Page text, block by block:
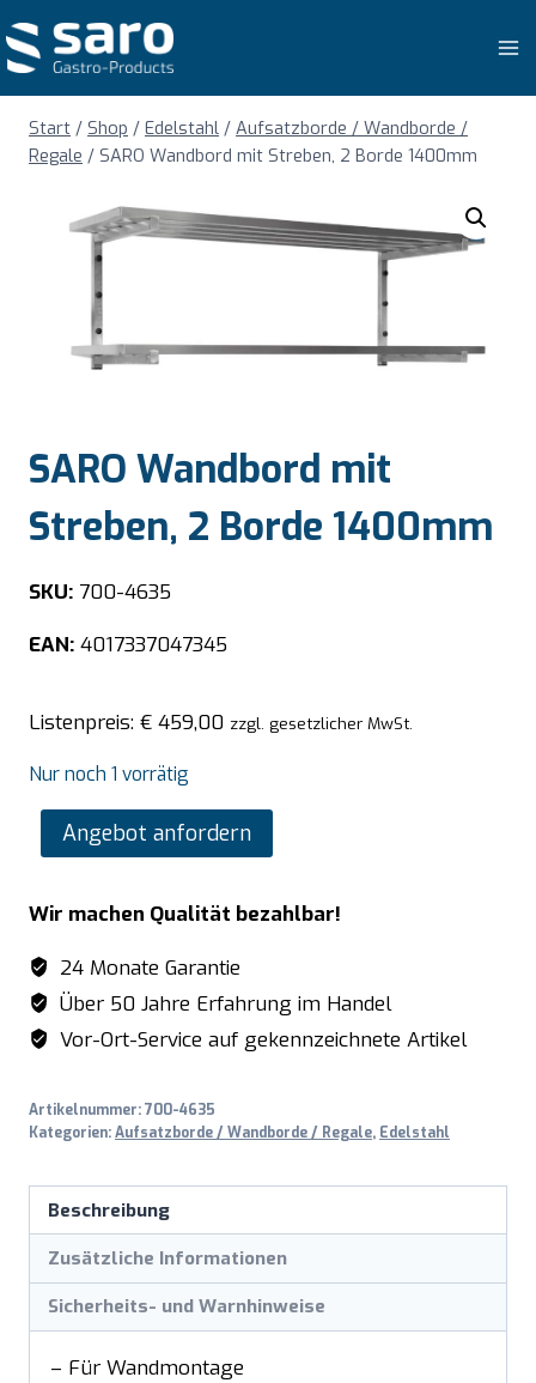
Inhalt
springen
Start / Shop / Edelstahl / Aufsatzborde / Wandborde /
Regale / SARO Wandbord mit Streben, 2 Borde 1400mm
SARO Wandbord mit
Streben, 2 Borde 1400mm
SKU: 700-4635
EAN: 4017337047345
Listenpreis: € 459,00 zzgl. gesetzlicher MwSt.
Nur noch 1 vorrätig
SARO
Wandbord
Streben,
2
Borde
1400mm
Menge
Angebot anfordern
Wir machen Qualität bezahlbar!
24 Monate Garantie
Über 50 Jahre Erfahrung im Handel
Vor-Ort-Service auf gekennzeichnete Artikel
Artikelnummer:700-4635
Kategorien:Aufsatzborde / Wandborde / Regale, Edelstahl
Beschreibung
Zusätzliche Informationen
Sicherheits- und Warnhinweise
– Für Wandmontage